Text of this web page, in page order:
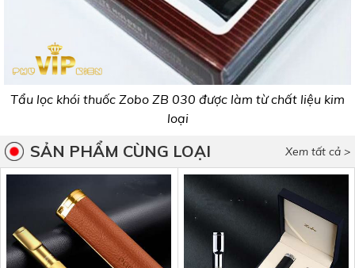
Tẩu lọc khói thuốc Zobo ZB 030 được làm từ chất liệu kim
loại
Xem tất cả >
SẢN PHẨM CÙNG LOẠI